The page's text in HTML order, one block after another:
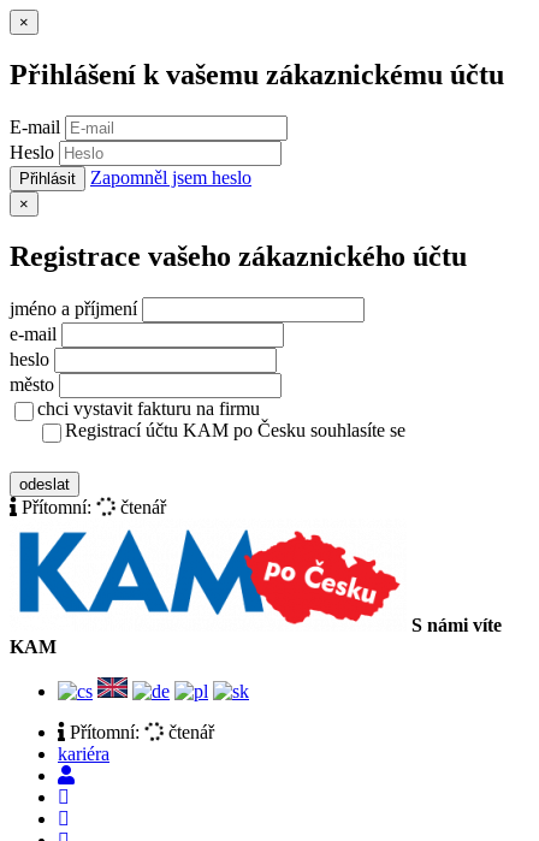
×
Přihlášení k vašemu zákaznickému účtu
E-mail
Heslo
Přihlásit Zapomněl jsem heslo
×
Registrace vašeho zákaznického účtu
jméno a příjmení
e-mail
heslo
město
chci vystavit fakturu na firmu
Registrací účtu KAM po Česku souhlasíte se
odeslat
Přítomní: čtenář
S námi víte
KAM
Přítomní:
čtenář
kariéra